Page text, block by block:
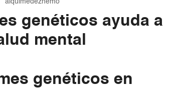
alquimedezhemo
genéticos ayuda a
mental
genéticos en